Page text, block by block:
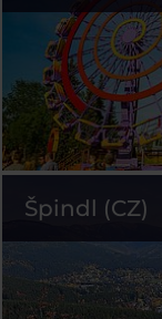
Špindl (CZ)